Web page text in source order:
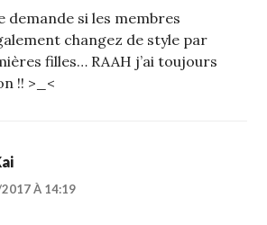
demande si les membres
changez de style par
filles… RAAH j’ai toujours
!! >_<
À 14:19